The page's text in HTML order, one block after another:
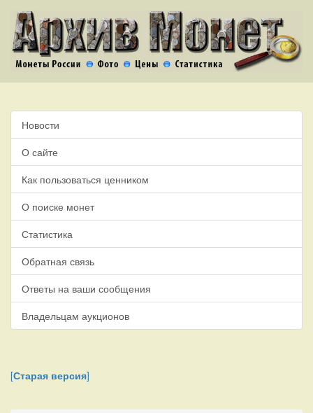
Новости
О сайте
Как пользоваться ценником
О поиске монет
Статистика
Обратная связь
Ответы на ваши сообщения
Владельцам аукционов
[Старая версия]